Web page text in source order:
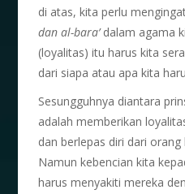
di atas, kita perlu
dan al-bara’dalam agama
(loyalitas) itu harus kita
dari siapa atau apa kita
Sesungguhnya diantara
adalah memberikan
dan berlepas diri dari
Namun kebencian kita
harus menyakiti mereka